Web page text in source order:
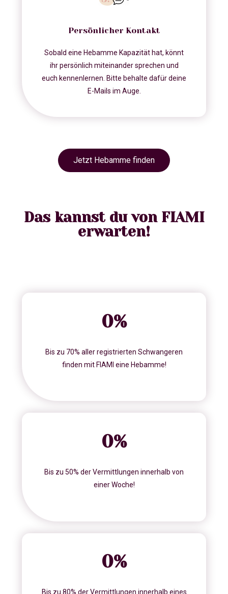
Persönlicher Kontakt
Sobald eine Hebamme Kapazität hat, könnt
ihr persönlich miteinander sprechen und
euch kennenlernen. Bitte behalte dafür deine
E-Mails im Auge.
Jetzt Hebamme finden
Das kannst du von FIAMI
erwarten!
0%
Bis zu 70% aller registrierten Schwangeren
finden mit FIAMI eine Hebamme!
0%
Bis zu 50% der Vermittlungen innerhalb von
einer Woche!
0%
Bis zu 80% der Vermittlungen innerhalb eines